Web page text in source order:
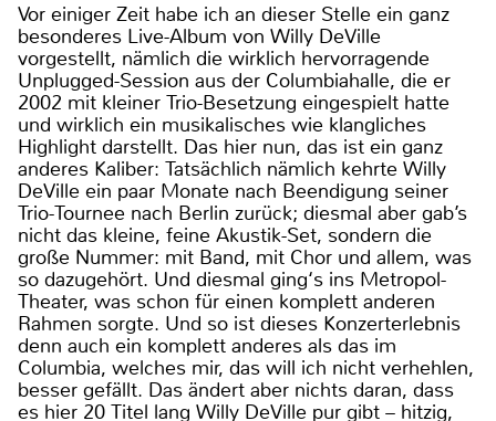
Vor einiger Zeit habe ich an dieser Stelle ein ganz
besonderes Live-Album von Willy DeVille
vorgestellt, nämlich die wirklich hervorragende
Unplugged-Session aus der Columbiahalle, die er
2002 mit kleiner Trio-Besetzung eingespielt hatte
und wirklich ein musikalisches wie klangliches
Highlight darstellt. Das hier nun, das ist ein ganz
anderes Kaliber: Tatsächlich nämlich kehrte Willy
DeVille ein paar Monate nach Beendigung seiner
Trio-Tournee nach Berlin zurück; diesmal aber gab’s
nicht das kleine, feine Akustik-Set, sondern die
große Nummer: mit Band, mit Chor und allem, was
so dazugehört. Und diesmal ging‘s ins Metropol-
Theater, was schon für einen komplett anderen
Rahmen sorgte. Und so ist dieses Konzerterlebnis
denn auch ein komplett anderes als das im
Columbia, welches mir, das will ich nicht verhehlen,
besser gefällt. Das ändert aber nichts daran, dass
es hier 20 Titel lang Willy DeVille pur gibt – hitzig,